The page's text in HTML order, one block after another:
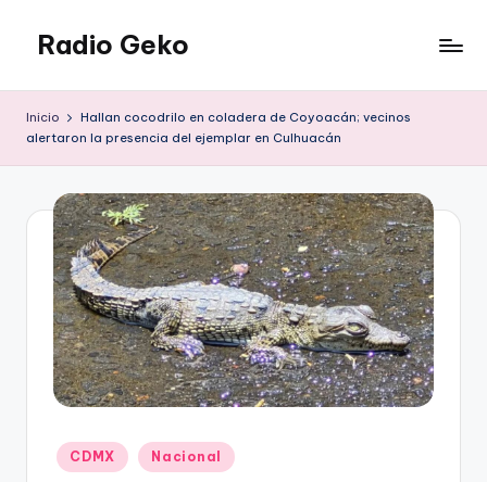
Saltar
contenido
Radio Geko
Inicio
Hallan cocodrilo en coladera de Coyoacán; vecinos
alertaron la presencia del ejemplar en Culhuacán
Publicado
en
CDMX Nacional